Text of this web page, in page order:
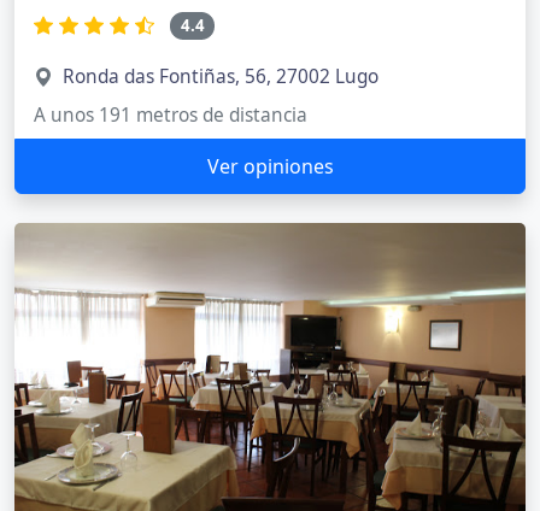
4.4
Ronda das Fontiñas, 56, 27002 Lugo
A unos 191 metros de distancia
Ver opiniones